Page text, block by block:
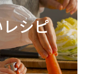
シピ